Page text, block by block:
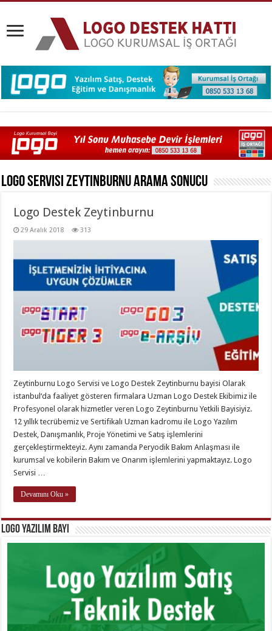
Logo Servisi ZeytinburnuArama Sonucu
Logo Destek Zeytinburnu
29 Aralık 2018 313
Zeytinburnu Logo Servisi ve Logo Destek Zeytinburnu bayisi Olarak
istanbul‘da faaliyet gösteren firmalara Uzman Logo Destek Ekibimiz ile
Profesyonel olarak hizmetler veren Logo Zeytinburnu Yetkili Bayisiyiz.
12 yıllık tecrübemiz ve Sertifikalı Uzman kadromu ile Logo Yazılım
Destek, Danışmanlık, Proje Yönetimi ve Satış işlemlerini
gerçekleştirmekteyiz. Aynı zamanda Peryodik Bakım Anlaşması ile
kurumsal ve kobilerin Bakım ve Onarım işlemlerini yapmaktayız. Logo
Servisi …
Devamını Oku »
Logo Yazılım Bayi